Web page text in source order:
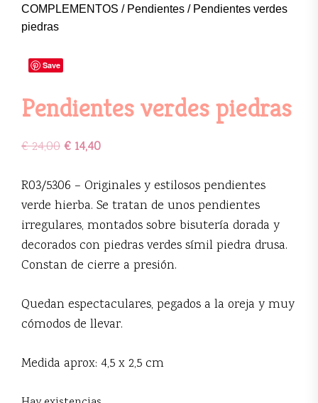
COMPLEMENTOS / Pendientes / Pendientes verdes
piedras
Save
Pendientes verdes piedras
€24,00€ 14,40
R03/5306 – Originales y estilosos pendientes
verde hierba. Se tratan de unos pendientes
irregulares, montados sobre bisutería dorada y
decorados con piedras verdes símil piedra drusa.
Constan de cierre a presión.
Quedan espectaculares, pegados a la oreja y muy
cómodos de llevar.
Medida aprox: 4,5 x 2,5 cm